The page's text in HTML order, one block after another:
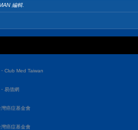
編輯.
Club Med Taiwan
易借網
癌症基金會
癌症基金會